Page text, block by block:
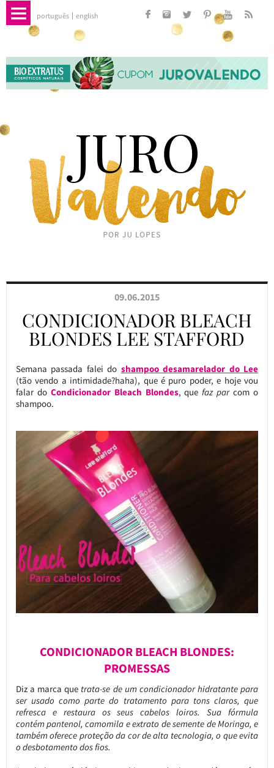
português english
09.06.2015
CONDICIONADOR BLEACH
BLONDES LEE STAFFORD
Semana passada falei do shampoo desamarelador do Lee
(tão vendo a intimidade?haha), que é puro poder, e hoje vou
falar do Condicionador Bleach Blondes, quefaz parcom o
shampoo.
CONDICIONADOR BLEACH BLONDES:
PROMESSAS
Diz a marca que trata-se de um condicionador hidratante para
ser usado como parte do tratamento para tons claros, que
refresca e restaura os seus cabelos loiros. Sua fórmula
contém pantenol, camomila e extrato de semente de Moringa, e
também oferece proteção da cor de alta tecnologia, o que evita
o desbotamento dos fios.